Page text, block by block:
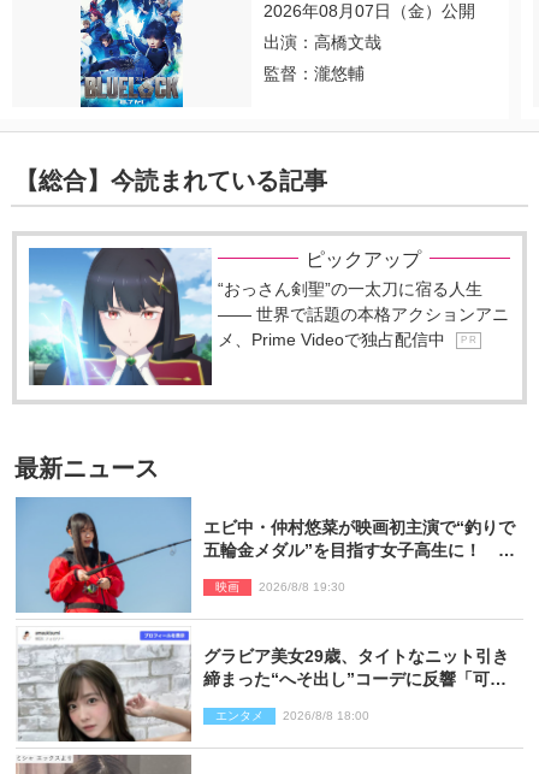
2026年08月07日（金）公開
出演：高橋文哉
監督：瀧悠輔
【総合】今読まれている記事
ピックアップ
“おっさん剣聖”の一太刀に宿る人生
―― 世界で話題の本格アクションアニ
メ、Prime Videoで独占配信中
P R
最新ニュース
エビ中・仲村悠菜が映画初主演で“釣りで
五輪金メダル”を目指す女子高生に！ 映
映画 2026/8/8 19:30
グラビア美女29歳、タイトなニット引き
締まった“へそ出し”コーデに反響「可愛
エンタメ 2026/8/8 18:00